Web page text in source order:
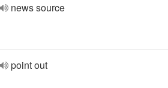
news source
point out